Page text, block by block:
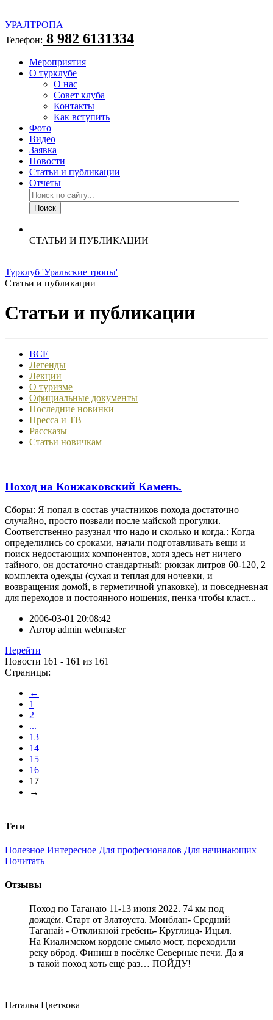
УРАЛТРОПА
Телефон: 8 982 6131334
Мероприятия
О турклубе
О нас
Совет клуба
Контакты
Как вступить
Фото
Видео
Заявка
Новости
Статьи и публикации
Отчеты
СТАТЬИ И ПУБЛИКАЦИИ
Турклуб 'Уральские тропы'
Статьи и публикации
Статьи и публикации
ВСЕ
Легенды
Лекции
О туризме
Официальные документы
Последние новинки
Пресса и ТВ
Рассказы
Статьи новичкам
Поход на Конжаковский Камень.
Сборы: Я попал в состав участников похода достаточно
случайно, просто позвали после майской прогулки.
Соответственно разузнал что надо и сколько и когда.: Когда
определились со сроками, начали подготавливать вещи и
поиск недостающих компонентов, хотя здесь нет ничего
тайного, он достаточно стандартный: рюкзак литров 60-120, 2
комплекта одежды (сухая и теплая для ночевки, и
возвращения домой, в герметичной упаковке), и повседневная
для переходов и постоянного ношения, пенка чтобы класт...
2006-03-01 20:08:42
Автор admin webmaster
Перейти
Новости 161 - 161 из 161
Страницы:
←
1
2
...
13
14
15
16
17
→
Теги
Полезное Интересное Для професионалов Для начинающих
Почитать
Отзывы
Поход по Таганаю 11-13 июня 2022. 74 км под
дождём. Старт от Златоуста. Монблан- Средний
Таганай - Откликной гребень- Круглица- Ицыл.
На Киалимском кордоне смыло мост, переходили
реку вброд. Финиш в посёлке Северные печи. Да я
в такой поход хоть ещё раз… ПОЙДУ!
Наталья Цветкова